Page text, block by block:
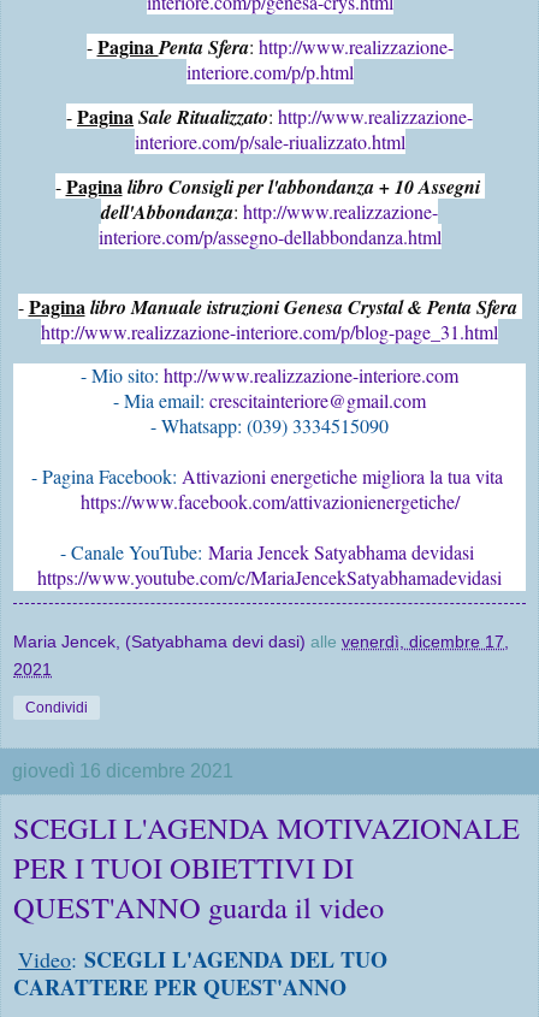
- Pagina Penta Sfera: http://www.realizzazione-
interiore.com/p/p.html
- PaginaSale Ritualizzato: http://www.realizzazione-
interiore.com/p/sale-riualizzato.html
- Pagina libro Consigli per l'abbondanza + 10 Assegni
dell'Abbondanza: http://www.realizzazione-
interiore.com/p/assegno-dellabbondanza.html
- Pagina libro Manuale istruzioni Genesa Crystal & Penta Sfera
http://www.realizzazione-interiore.com/p/blog-page_31.html
- Mio sito: http://www.realizzazione-interiore.com
- Mia email: crescitainteriore@gmail.com
- Pagina Facebook:
https://www.facebook.com/attivazionienergetiche/
- Canale YouTube: Maria Jencek Satyabhama devidasi
https://www.youtube.com/c/MariaJencekSatyabhamadevidasi
Maria Jencek, (Satyabhama devi dasi) alle venerdì, dicembre 17,
2021
Condividi
giovedì 16 dicembre 2021
SCEGLI L'AGENDA MOTIVAZIONALE
PER I TUOI OBIETTIVI DI
QUEST'ANNO guarda il video
Video: SCEGLI L'AGENDA DEL TUO
CARATTERE PER QUEST'ANNO